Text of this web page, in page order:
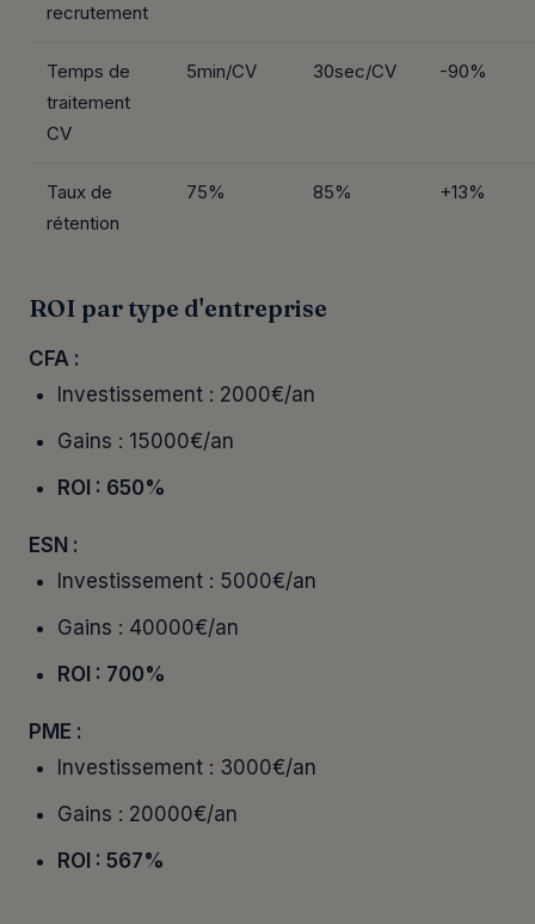
recrutement
Temps de
traitement
CV
5min/CV 30sec/CV -90%
Taux de
rétention
75% 85% +13%
ROI par type d'entreprise
CFA :
Investissement : 2000€/an
Gains : 15000€/an
ROI : 650%
ESN :
Investissement : 5000€/an
Gains : 40000€/an
ROI : 700%
PME :
Investissement : 3000€/an
Gains : 20000€/an
ROI : 567%